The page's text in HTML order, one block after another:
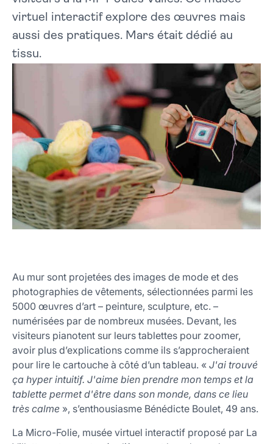
virtuel interactif explore des œuvres mais
aussi des pratiques. Mars était dédié au
tissu.
Au mur sont projetées des images de mode et des
photographies de vêtements, sélectionnées parmi les
5000 œuvres d’art – peinture, sculpture, etc. –
numérisées par de nombreux musées. Devant, les
visiteurs pianotent sur leurs tablettes pour zoomer,
avoir plus d’explications comme ils s’approcheraient
pour lire le cartouche à côté d’un tableau. « J'ai trouvé
ça hyper intuitif. J'aime bien prendre mon temps et la
tablette permet d'être dans son monde, dans ce lieu
très calme », s’enthousiasme Bénédicte Boulet, 49 ans.
La Micro-Folie, musée virtuel interactif proposé par La